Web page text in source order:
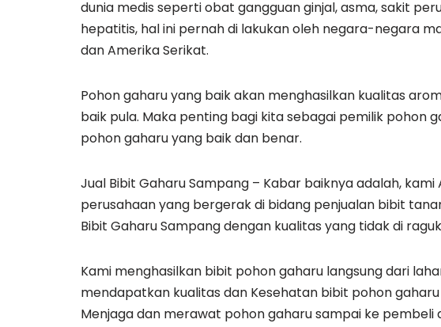
dunia medis seperti obat gangguan ginjal, asma, sakit
hepatitis, hal ini pernah di lakukan oleh negara-negara
dan Amerika Serikat.
Pohon gaharu yang baik akan menghasilkan kualitas
baik pula. Maka penting bagi kita sebagai pemilik pohon
pohon gaharu yang baik dan benar.
Jual Bibit Gaharu Sampang – Kabar baiknya adalah,
perusahaan yang bergerak di bidang penjualan bibit
Bibit Gaharu Sampang dengan kualitas yang tidak di
Kami menghasilkan bibit pohon gaharu langsung dari
mendapatkan kualitas dan Kesehatan bibit pohon
Menjaga dan merawat pohon gaharu sampai ke pembeli